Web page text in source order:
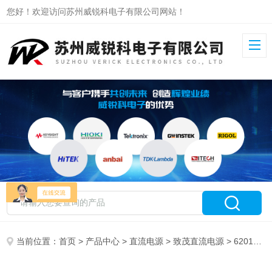
您好！欢迎访问苏州威锐科电子有限公司网站！
当前位置：首页 > 产品中心 >直流电源 >致茂直流电源 > 62012P-80-60致茂可程控直流电源